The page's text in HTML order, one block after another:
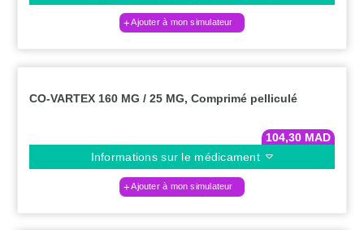
Ajouter à mon simulateur
CO-VARTEX 160 MG / 25 MG, Comprimé pelliculé
104,30 MAD
Informations sur le médicament
Ajouter à mon simulateur